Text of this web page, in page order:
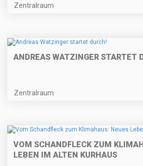
Zentralraum
ANDREAS WATZINGER STARTET
Zentralraum
VOM SCHANDFLECK ZUM
LEBEN IM ALTEN KURHAUS